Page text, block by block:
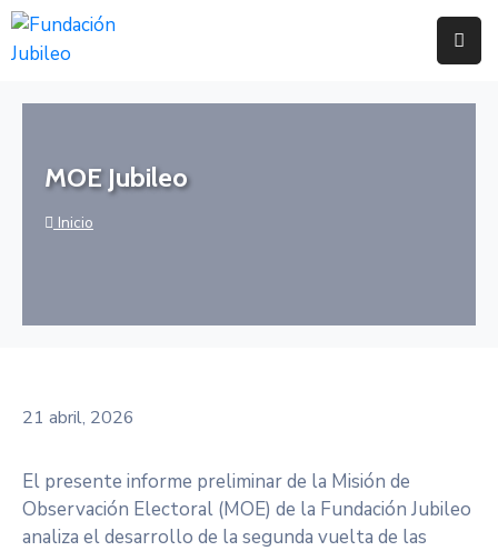
Inicio
Jubileo
Elecciones
Elecciones
Panorama
MOE Jubileo
Inicio
21 abril, 2026
El presente informe preliminar de la Misión de
Observación Electoral (MOE) de la Fundación Jubileo
analiza el desarrollo de la segunda vuelta de las